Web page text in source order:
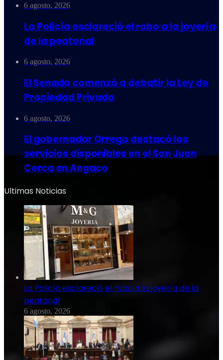
6 agosto, 2026
La Policía esclareció el robo a la joyería
de la peatonal
6 agosto, 2026
El Senado comenzó a debatir la Ley de
Propiedad Privada
6 agosto, 2026
El gobernador Orrego destacó los
servicios disponibles en el San Juan
Cerca en Angaco
Ultimas Noticias
La Policía esclareció el robo a la joyería de la
peatonal
6 agosto, 2026